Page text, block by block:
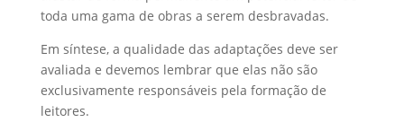
toda uma gama de obras a serem desbravadas.
Em síntese, a qualidade das adaptações deve ser
avaliada e devemos lembrar que elas não são
exclusivamente responsáveis pela formação de
leitores.